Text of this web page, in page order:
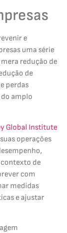
e
uma série
redução de
de
perdas
amplo
Global Institute
operações
de
com
medidas
e ajustar